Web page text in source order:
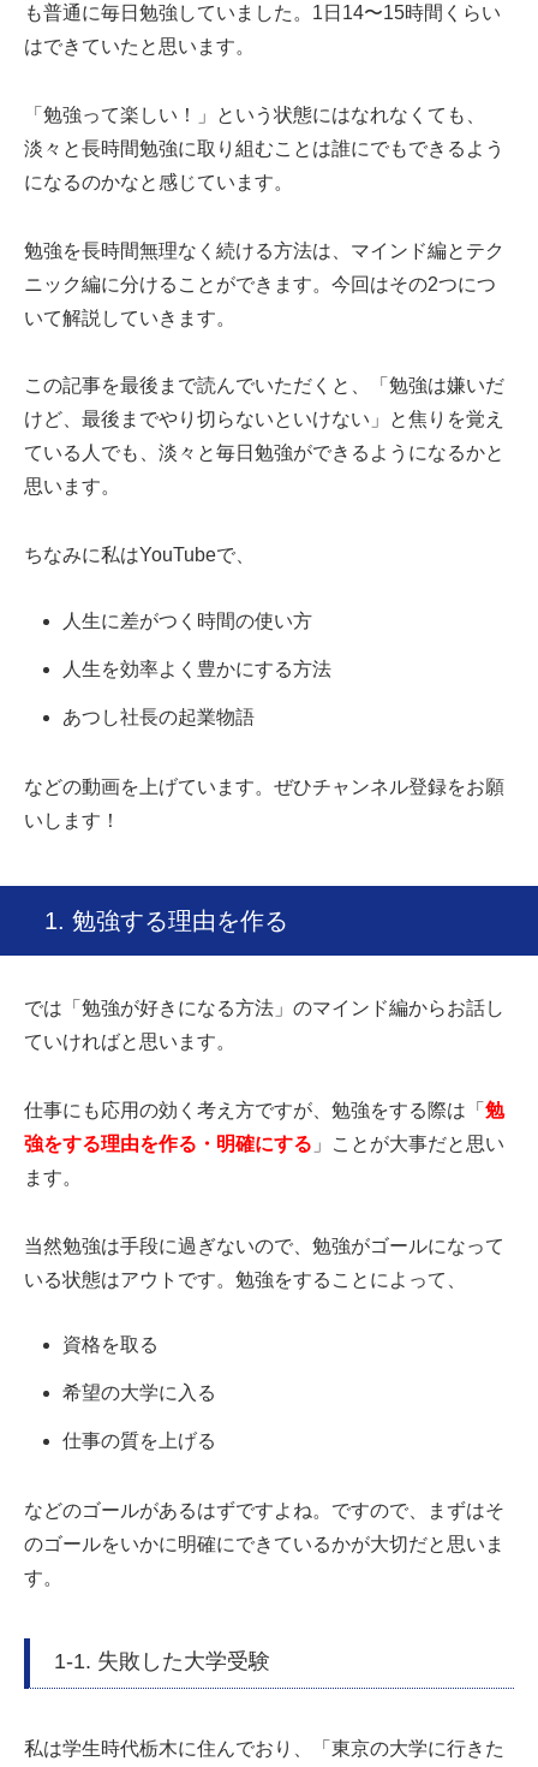
も普通に毎日勉強していました。1日14〜15時間くらい
はできていたと思います。
「勉強って楽しい！」という状態にはなれなくても、
淡々と長時間勉強に取り組むことは誰にでもできるよう
になるのかなと感じています。
勉強を長時間無理なく続ける方法は、マインド編とテク
ニック編に分けることができます。今回はその2つにつ
いて解説していきます。
この記事を最後まで読んでいただくと、「勉強は嫌いだ
けど、最後までやり切らないといけない」と焦りを覚え
ている人でも、淡々と毎日勉強ができるようになるかと
思います。
ちなみに私はYouTubeで、
人生に差がつく時間の使い方
人生を効率よく豊かにする方法
あつし社長の起業物語
などの動画を上げています。ぜひチャンネル登録をお願
いします！
1. 勉強する理由を作る
では「勉強が好きになる方法」のマインド編からお話し
ていければと思います。
仕事にも応用の効く考え方ですが、勉強をする際は「 勉
強をする理由を作る・明確にする 」ことが大事だと思い
ます。
当然勉強は手段に過ぎないので、勉強がゴールになって
いる状態はアウトです。勉強をすることによって、
資格を取る
希望の大学に入る
仕事の質を上げる
などのゴールがあるはずですよね。ですので、まずはそ
のゴールをいかに明確にできているかが大切だと思いま
す。
1-1. 失敗した大学受験
私は学生時代栃木に住んでおり、「東京の大学に行きた